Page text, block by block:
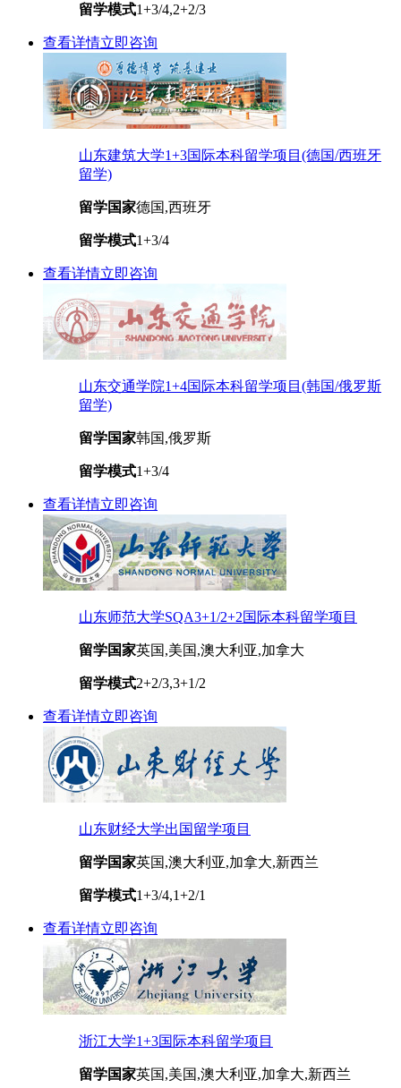
留学模式1+3/4,2+2/3
查看详情立即咨询
山东建筑大学1+3国际本科留学项目(德国/西班牙
留学)
留学国家德国,西班牙
留学模式1+3/4
查看详情立即咨询
山东交通学院1+4国际本科留学项目(韩国/俄罗斯
留学)
留学国家韩国,俄罗斯
留学模式1+3/4
查看详情立即咨询
山东师范大学SQA3+1/2+2国际本科留学项目
留学国家英国,美国,澳大利亚,加拿大
留学模式2+2/3,3+1/2
查看详情立即咨询
山东财经大学出国留学项目
留学国家英国,澳大利亚,加拿大,新西兰
留学模式1+3/4,1+2/1
查看详情立即咨询
浙江大学1+3国际本科留学项目
留学国家英国,美国,澳大利亚,加拿大,新西兰